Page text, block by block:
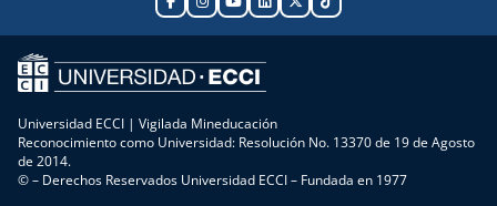
Universidad ECCI | Vigilada Mineducación
Reconocimiento como Universidad: Resolución No. 13370 de 19 de Agosto
de 2014.
© – Derechos Reservados Universidad ECCI – Fundada en 1977